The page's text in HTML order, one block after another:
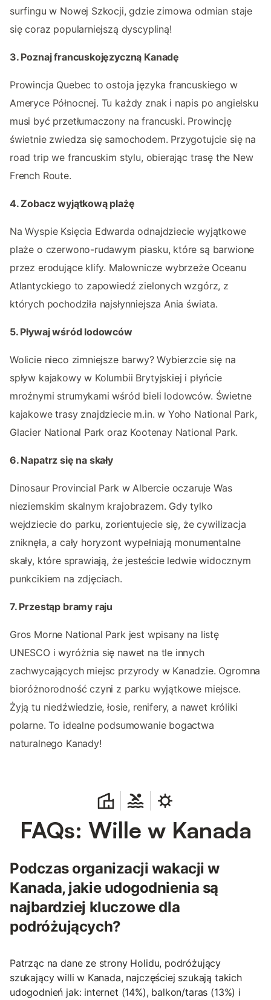
surfingu w Nowej Szkocji, gdzie zimowa odmian staje
się coraz popularniejszą dyscypliną!
3. Poznaj francuskojęzyczną Kanadę
Prowincja Quebec to ostoja języka francuskiego w
Ameryce Północnej. Tu każdy znak i napis po angielsku
musi być przetłumaczony na francuski. Prowincję
świetnie zwiedza się samochodem. Przygotujcie się na
road trip we francuskim stylu, obierając trasę the New
French Route.
4. Zobacz wyjątkową plażę
Na Wyspie Księcia Edwarda odnajdziecie wyjątkowe
plaże o czerwono-rudawym piasku, które są barwione
przez erodujące klify. Malownicze wybrzeże Oceanu
Atlantyckiego to zapowiedź zielonych wzgórz, z
których pochodziła najsłynniejsza Ania świata.
5. Pływaj wśród lodowców
Wolicie nieco zimniejsze barwy? Wybierzcie się na
spływ kajakowy w Kolumbii Brytyjskiej i płyńcie
mroźnymi strumykami wśród bieli lodowców. Świetne
kajakowe trasy znajdziecie m.in. w Yoho National Park,
Glacier National Park oraz Kootenay National Park.
6. Napatrz się na skały
Dinosaur Provincial Park w Albercie oczaruje Was
nieziemskim skalnym krajobrazem. Gdy tylko
wejdziecie do parku, zorientujecie się, że cywilizacja
zniknęła, a cały horyzont wypełniają monumentalne
skały, które sprawiają, że jesteście ledwie widocznym
punkcikiem na zdjęciach.
7. Przestąp bramy raju
Gros Morne National Park jest wpisany na listę
UNESCO i wyróżnia się nawet na tle innych
zachwycających miejsc przyrody w Kanadzie. Ogromna
bioróżnorodność czyni z parku wyjątkowe miejsce.
Żyją tu niedźwiedzie, łosie, renifery, a nawet króliki
polarne. To idealne podsumowanie bogactwa
naturalnego Kanady!
FAQs: Wille w Kanada
Podczas organizacji wakacji w
Kanada, jakie udogodnienia są
najbardziej kluczowe dla
podróżujących?
Patrząc na dane ze strony Holidu, podróżujący
szukający willi w Kanada, najczęściej szukają takich
udogodnień jak: internet (14%), balkon/taras (13%) i